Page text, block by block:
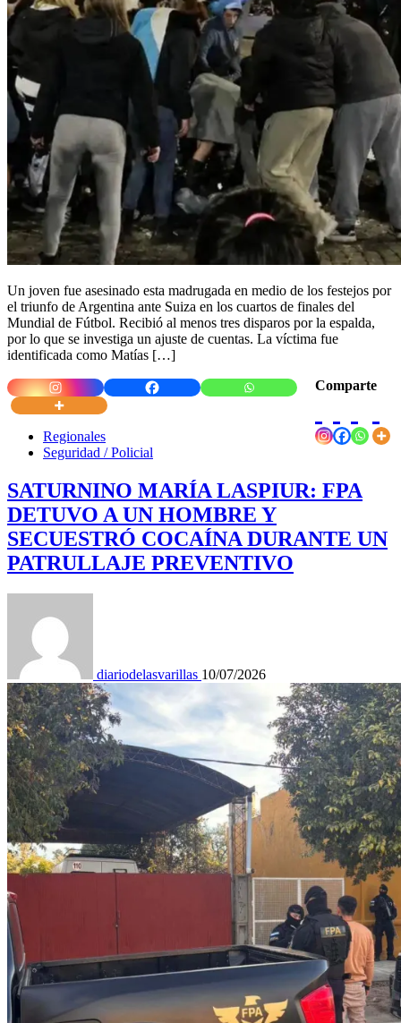
Un joven fue asesinado esta madrugada en medio de los festejos por
el triunfo de Argentina ante Suiza en los cuartos de finales del
Mundial de Fútbol. Recibió al menos tres disparos por la espalda,
por lo que se investiga un ajuste de cuentas. La víctima fue
identificada como Matías […]
Comparte
Regionales
Seguridad / Policial
SATURNINO MARÍA LASPIUR: FPA
DETUVO A UN HOMBRE Y
SECUESTRÓ COCAÍNA DURANTE UN
PATRULLAJE PREVENTIVO
diariodelasvarillas 10/07/2026